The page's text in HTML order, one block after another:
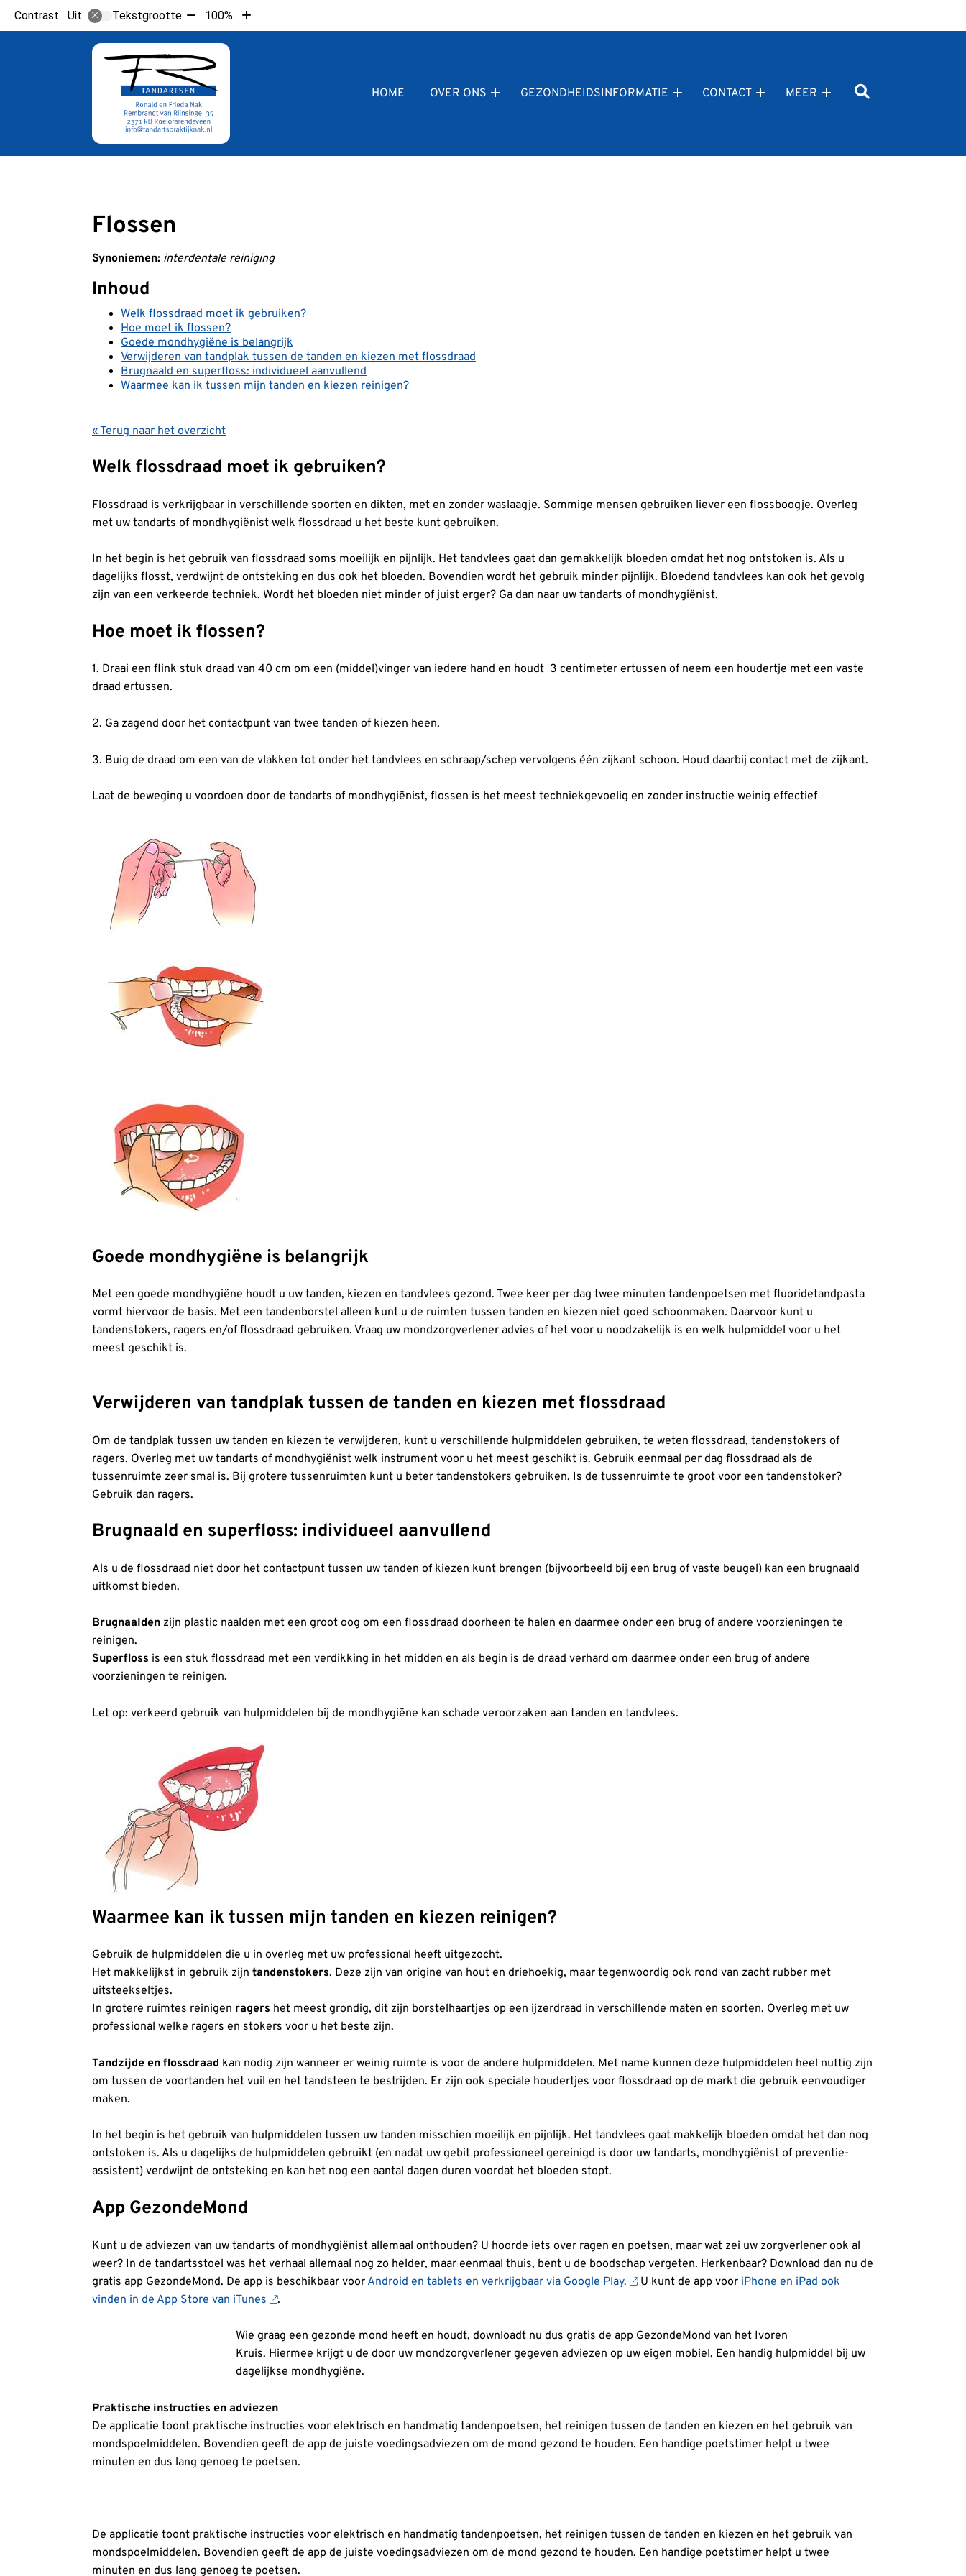
Contrast Uit Tekstgrootte Tekst
verkleinen
met
10%
100%
Tekst
vergroten
HOME
OVER ONS
GEZONDHEIDSINFORMATIE
CONTACT
MEER
Flossen
Synoniemen: interdentale reiniging
Inhoud
Welk flossdraad moet ik gebruiken?
Hoe moet ik flossen?
Goede mondhygiëne is belangrijk
Verwijderen van tandplak tussen de tanden en kiezen met flossdraad
Brugnaald en superfloss: individueel aanvullend
Waarmee kan ik tussen mijn tanden en kiezen reinigen?
« Terug naar het overzicht
Welk flossdraad moet ik gebruiken?
Flossdraad is verkrijgbaar in verschillende soorten en dikten, met en zonder waslaagje. Sommige mensen gebruiken liever een flossboogje. Overleg
met uw tandarts of mondhygiënist welk flossdraad u het beste kunt gebruiken.
In het begin is het gebruik van flossdraad soms moeilijk en pijnlijk. Het tandvlees gaat dan gemakkelijk bloeden omdat het nog ontstoken is. Als u
dagelijks flosst, verdwijnt de ontsteking en dus ook het bloeden. Bovendien wordt het gebruik minder pijnlijk. Bloedend tandvlees kan ook het gevolg
zijn van een verkeerde techniek. Wordt het bloeden niet minder of juist erger? Ga dan naar uw tandarts of mondhygiënist.
Hoe moet ik flossen?
1. Draai een flink stuk draad van 40 cm om een (middel)vinger van iedere hand en houdt 3 centimeter ertussen of neem een houdertje met een vaste
draad ertussen.
2. Ga zagend door het contactpunt van twee tanden of kiezen heen.
3. Buig de draad om een van de vlakken tot onder het tandvlees en schraap/schep vervolgens één zijkant schoon. Houd daarbij contact met de zijkant.
Laat de beweging u voordoen door de tandarts of mondhygiënist, flossen is het meest techniekgevoelig en zonder instructie weinig effectief
Goede mondhygiëne is belangrijk
Met een goede mondhygiëne houdt u uw tanden, kiezen en tandvlees gezond. Twee keer per dag twee minuten tandenpoetsen met fluoridetandpasta
vormt hiervoor de basis. Met een tandenborstel alleen kunt u de ruimten tussen tanden en kiezen niet goed schoonmaken. Daarvoor kunt u
tandenstokers, ragers en/of flossdraad gebruiken. Vraag uw mondzorgverlener advies of het voor u noodzakelijk is en welk hulpmiddel voor u het
meest geschikt is.
Verwijderen van tandplak tussen de tanden en kiezen met flossdraad
Om de tandplak tussen uw tanden en kiezen te verwijderen, kunt u verschillende hulpmiddelen gebruiken, te weten flossdraad, tandenstokers of
ragers. Overleg met uw tandarts of mondhygiënist welk instrument voor u het meest geschikt is. Gebruik eenmaal per dag flossdraad als de
tussenruimte zeer smal is. Bij grotere tussenruimten kunt u beter tandenstokers gebruiken. Is de tussenruimte te groot voor een tandenstoker?
Gebruik dan ragers.
Brugnaald en superfloss: individueel aanvullend
Als u de flossdraad niet door het contactpunt tussen uw tanden of kiezen kunt brengen (bijvoorbeeld bij een brug of vaste beugel) kan een brugnaald
uitkomst bieden.
Brugnaalden zijn plastic naalden met een groot oog om een flossdraad doorheen te halen en daarmee onder een brug of andere voorzieningen te
reinigen.
Superfloss is een stuk flossdraad met een verdikking in het midden en als begin is de draad verhard om daarmee onder een brug of andere
voorzieningen te reinigen.
Let op: verkeerd gebruik van hulpmiddelen bij de mondhygiëne kan schade veroorzaken aan tanden en tandvlees.
Waarmee kan ik tussen mijn tanden en kiezen reinigen?
Gebruik de hulpmiddelen die u in overleg met uw professional heeft uitgezocht.
Het makkelijkst in gebruik zijn tandenstokers. Deze zijn van origine van hout en driehoekig, maar tegenwoordig ook rond van zacht rubber met
uitsteekseltjes.
In grotere ruimtes reinigen ragers het meest grondig, dit zijn borstelhaartjes op een ijzerdraad in verschillende maten en soorten. Overleg met uw
professional welke ragers en stokers voor u het beste zijn.
Tandzijde en flossdraad kan nodig zijn wanneer er weinig ruimte is voor de andere hulpmiddelen. Met name kunnen deze hulpmiddelen heel nuttig zijn
om tussen de voortanden het vuil en het tandsteen te bestrijden. Er zijn ook speciale houdertjes voor flossdraad op de markt die gebruik eenvoudiger
maken.
In het begin is het gebruik van hulpmiddelen tussen uw tanden misschien moeilijk en pijnlijk. Het tandvlees gaat makkelijk bloeden omdat het dan nog
ontstoken is. Als u dagelijks de hulpmiddelen gebruikt (en nadat uw gebit professioneel gereinigd is door uw tandarts, mondhygiënist of preventie-
assistent) verdwijnt de ontsteking en kan het nog een aantal dagen duren voordat het bloeden stopt.
App GezondeMond
Kunt u de adviezen van uw tandarts of mondhygiënist allemaal onthouden? U hoorde iets over ragen en poetsen, maar wat zei uw zorgverlener ook al
weer? In de tandartsstoel was het verhaal allemaal nog zo helder, maar eenmaal thuis, bent u de boodschap vergeten. Herkenbaar? Download dan nu de
gratis app GezondeMond. De app is beschikbaar voor Android en tablets en verkrijgbaar via Google Play. U kunt de app voor iPhone en iPad ook
vinden in de App Store van iTunes
.
Wie graag een gezonde mond heeft en houdt, downloadt nu dus gratis de app GezondeMond van het Ivoren
Kruis. Hiermee krijgt u de door uw mondzorgverlener gegeven adviezen op uw eigen mobiel. Een handig hulpmiddel bij uw
dagelijkse mondhygiëne.
Praktische instructies en adviezen
De applicatie toont praktische instructies voor elektrisch en handmatig tandenpoetsen, het reinigen tussen de tanden en kiezen en het gebruik van
mondspoelmiddelen. Bovendien geeft de app de juiste voedingsadviezen om de mond gezond te houden. Een handige poetstimer helpt u twee
minuten en dus lang genoeg te poetsen.
De applicatie toont praktische instructies voor elektrisch en handmatig tandenpoetsen, het reinigen tussen de tanden en kiezen en het gebruik van
mondspoelmiddelen. Bovendien geeft de app de juiste voedingsadviezen om de mond gezond te houden. Een handige poetstimer helpt u twee
minuten en dus lang genoeg te poetsen.